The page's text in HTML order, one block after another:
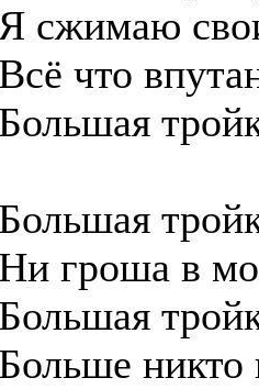
сжимаю
Всё что
Большая
Большая
Ни гроша в
Большая
Больше никто